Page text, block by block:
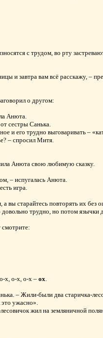
с трудом, во рту
и завтра вам всё расскажу, –
о другом:
Анюта.
сестры Санька.
и его трудно выговаривать –
– спросил Митя.
Анюта свою любимую сказку.
– испугалась Анюта.
игра.
вы старайтесь повторять их без
трудно, но потом язычки
смотрите:
х, о-х, о-х – ох.
– Жили-были два старичка-
ужасно».
жил на земляничной